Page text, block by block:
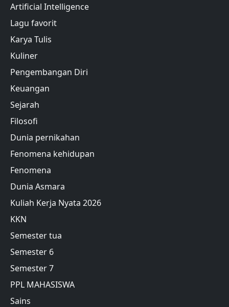
Artificial Intelligence
Lagu favorit
Karya Tulis
Kuliner
Pengembangan Diri
Keuangan
Sejarah
Filosofi
Dunia pernikahan
Fenomena kehidupan
Fenomena
Dunia Asmara
Kuliah Kerja Nyata 2026
KKN
Semester tua
Semester 6
Semester 7
PPL MAHASISWA
Sains